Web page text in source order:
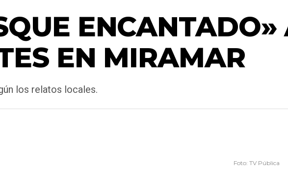
ENCANTADO»
EN MIRAMAR
los relatos locales.
Foto: TV Pública